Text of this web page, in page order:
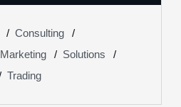
Consulting
Marketing
Solutions
Trading